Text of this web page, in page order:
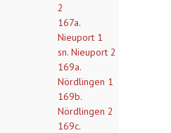
2
167a.
Nieuport 1
sn. Nieuport 2
169a.
Nördlingen 1
169b.
Nördlingen 2
169c.